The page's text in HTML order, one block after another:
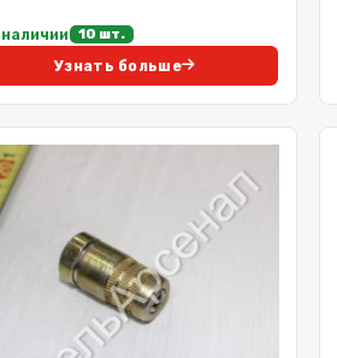
10 шт.
Узнать больше